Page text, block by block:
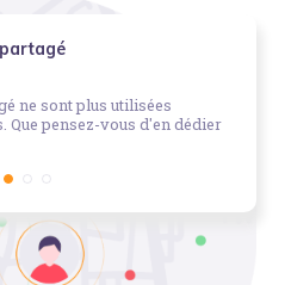
ne sont plus utilisées
Que pensez-vous d'en dédier